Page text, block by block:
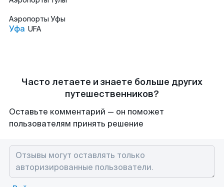
Аэропорты Уфы
Уфа UFA
Часто летаете и знаете больше других
путешественников?
Оставьте комментарий — он поможет
пользователям принять решение